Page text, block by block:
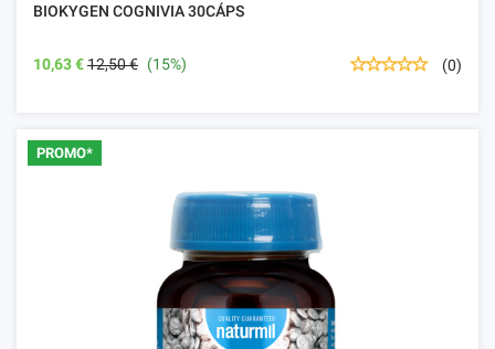
BIOKYGEN COGNIVIA 30CÁPS
10,63 €12,50 € (15%) (0)
PROMO*